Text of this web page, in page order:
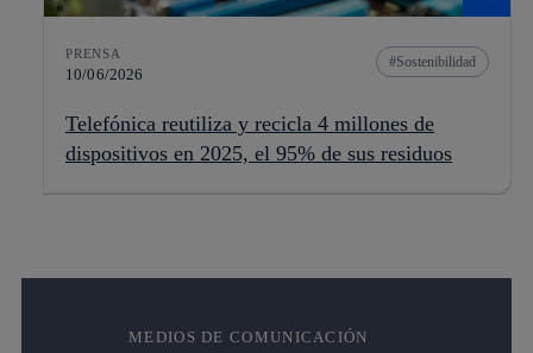
PRENSA
10/06/2026
Sostenibilidad
Telefónica reutiliza y recicla 4 millones de
dispositivos en 2025, el 95% de sus residuos
MEDIOS DE COMUNICACIÓN